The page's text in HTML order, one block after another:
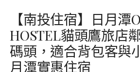
【南投住宿】日月潭
HOSTEL貓頭鷹旅店
碼頭，適合背包客與
月潭實惠住宿